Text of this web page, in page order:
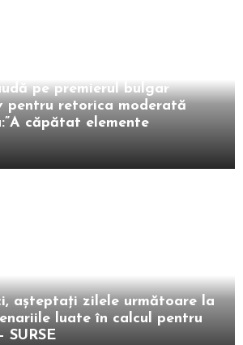
pe premierul bulgar
pentru retorica moderată
căpătat elemente
așteptați zilele următoare la
luate în calcul pentru
SURSE